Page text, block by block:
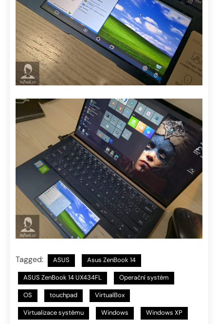
Tagged: ASUS Asus ZenBook 14
ASUS ZenBook 14 UX434FL Operační systém
OS touchpad VirtualBox
Virtualizace systému Windows Windows XP